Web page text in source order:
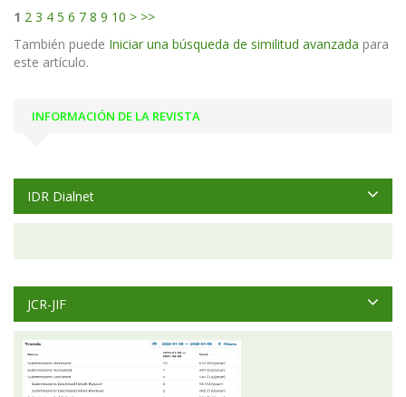
1 2 3 4 5 6 7 8 9 10 > >>
También puede Iniciar una búsqueda de similitud avanzada para
este artículo.
INFORMACIÓN DE LA REVISTA
IDR Dialnet
JCR-JIF